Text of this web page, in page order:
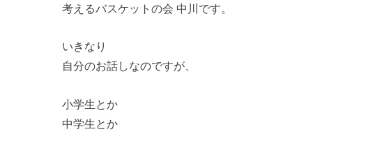
考えるバスケットの会 中川です。
いきなり
自分のお話しなのですが、
小学生とか
中学生とか